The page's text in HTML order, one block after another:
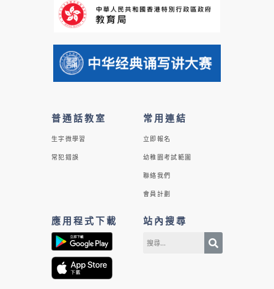
普通話教室
生字微學習
常犯錯誤
常用連結
立即報名
幼稚園考試範圍
聯絡我們
會員計劃
應用程式下載 站內搜尋